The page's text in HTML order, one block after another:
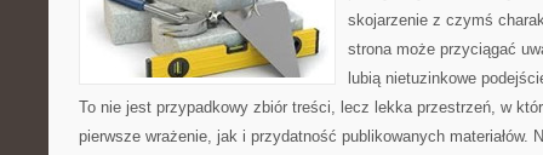
skojarzenie z czymś
strona może przyciągać
lubią nietuzinkowe
To nie jest przypadkowy zbiór treści, lecz lekka przestrzeń, w
pierwsze wrażenie, jak i przydatność publikowanych materiałów.